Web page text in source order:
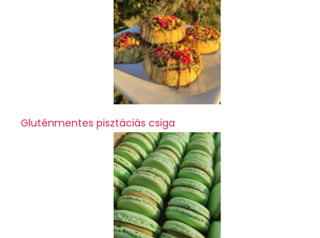
Gluténmentes pisztáciás csiga